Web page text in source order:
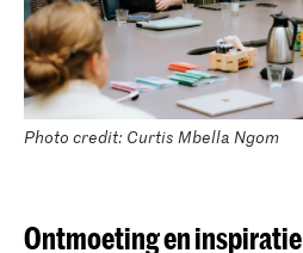
Photo credit: Curtis Mbella Ngom
Ontmoeting en inspiratie